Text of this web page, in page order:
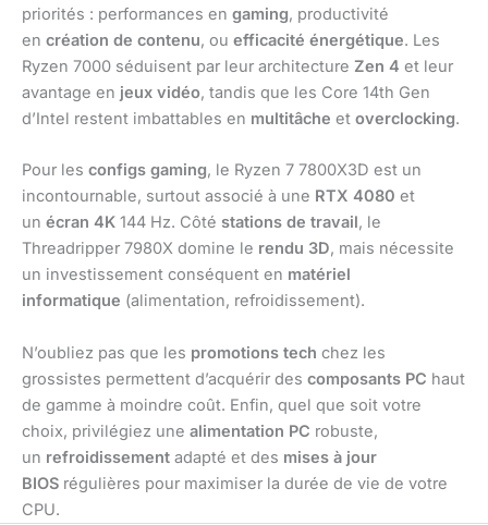
priorités : performances en gaming, productivité
en création de contenu, ou efficacité énergétique. Les
Ryzen 7000 séduisent par leur architecture Zen 4 et leur
avantage en jeux vidéo, tandis que les Core 14th Gen
d’Intel restent imbattables en multitâche et overclocking.
Pour les configs gaming, le Ryzen 7 7800X3D est un
incontournable, surtout associé à une RTX 4080 et
un écran 4K 144 Hz. Côté stations de travail, le
Threadripper 7980X domine le rendu 3D, mais nécessite
un investissement conséquent en matériel
informatique (alimentation, refroidissement).
N’oubliez pas que les promotions tech chez les
grossistes permettent d’acquérir des composants PC haut
de gamme à moindre coût. Enfin, quel que soit votre
choix, privilégiez une alimentation PC robuste,
un refroidissement adapté et des mises à jour
BIOS régulières pour maximiser la durée de vie de votre
CPU.